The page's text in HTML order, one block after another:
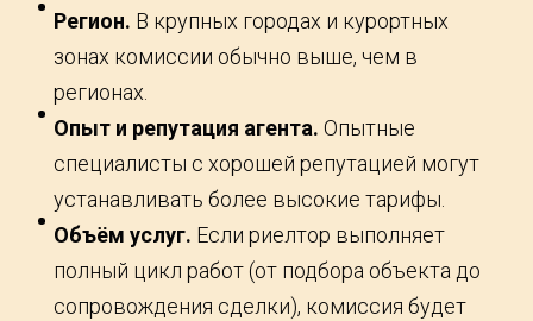
Регион. В крупных городах и курортных
зонах комиссии обычно выше, чем в
регионах.
Опыт и репутация агента. Опытные
специалисты с хорошей репутацией могут
устанавливать более высокие тарифы.
Объём услуг. Если риелтор выполняет
полный цикл работ (от подбора объекта до
сопровождения сделки), комиссия будет